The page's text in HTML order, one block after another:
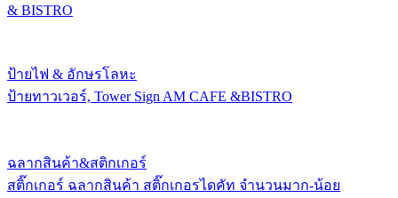
& BISTRO
ป้ายไฟ & อักษรโลหะ
ป้ายทาวเวอร์, Tower Sign AM CAFE &BISTRO
ฉลากสินค้า&สติกเกอร์
สติ๊กเกอร์ ฉลากสินค้า สติ๊กเกอรไดคัท จำนวนมาก-น้อย